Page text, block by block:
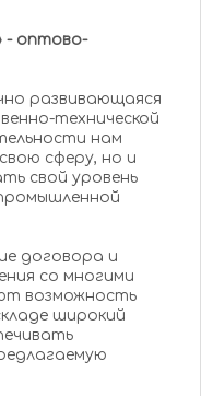
- оптово-
развивающаяся
технической
нам
сферу, но и
свой уровень
договора и
со многими
возможность
широкий